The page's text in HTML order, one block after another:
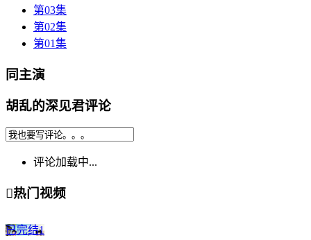
第03集
第02集
第01集
同主演
胡乱的深见君评论
评论加载中...
热门视频
已完结1